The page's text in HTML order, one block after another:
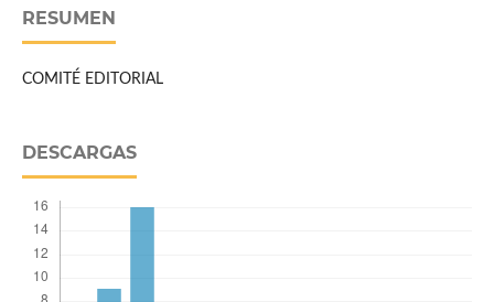
RESUMEN
COMITÉ EDITORIAL
DESCARGAS